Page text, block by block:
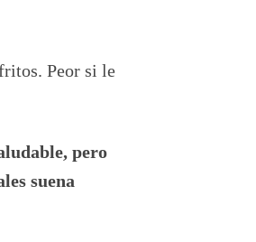
Peor si le
pero
suena